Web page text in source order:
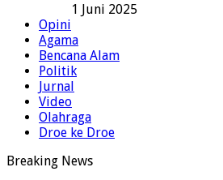
1 Juni 2025
Opini
Agama
Bencana Alam
Politik
Jurnal
Video
Olahraga
Droe ke Droe
Breaking News